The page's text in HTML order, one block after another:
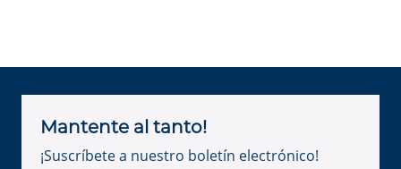
Mantente al tanto!
¡Suscríbete a nuestro boletín electrónico!